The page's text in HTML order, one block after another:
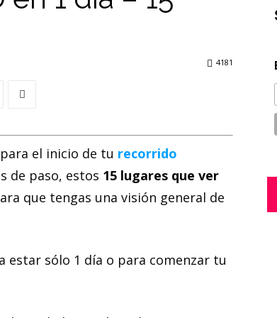
4181
el inicio de tu recorrido
de paso, estos 15 lugares que ver
que tengas una visión general de
estar sólo 1 día o para comenzar tu